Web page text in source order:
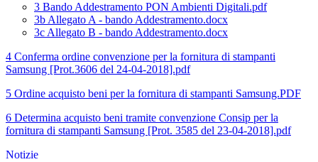
3 Bando Addestramento PON Ambienti Digitali.pdf
3b Allegato A - bando Addestramento.docx
3c Allegato B - bando Addestramento.docx
4 Conferma ordine convenzione per la fornitura di stampanti
Samsung [Prot.3606 del 24-04-2018].pdf
5 Ordine acquisto beni per la fornitura di stampanti Samsung.PDF
6 Determina acquisto beni tramite convenzione Consip per la
fornitura di stampanti Samsung [Prot. 3585 del 23-04-2018].pdf
Notizie